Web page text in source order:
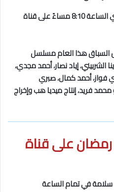
هو مسلسل دراما اجتماعي مصري الساعة 8:10 مساءً على قناة
السباق هذا العام مسلسل
إياد نصار، أحمد مجدي،
فواز، أحمد كمال، صبري
فريد، إنتاج ميديا هب وإخراج
على قناة
في تمام الساعة